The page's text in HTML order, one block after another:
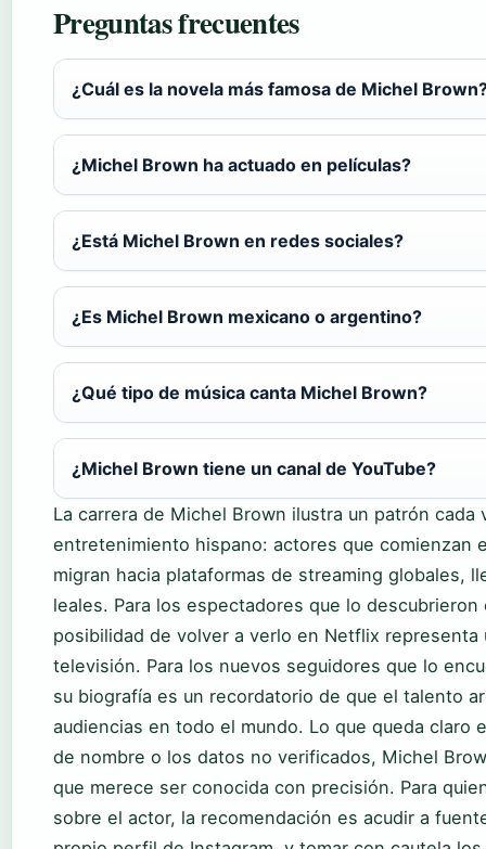
Preguntas frecuentes
¿Cuál es la novela más famosa de Michel
¿Michel Brown ha actuado en películas?
¿Está Michel Brown en redes sociales?
¿Es Michel Brown mexicano o argentino?
¿Qué tipo de música canta Michel Brown?
¿Michel Brown tiene un canal de YouTube?
La carrera de Michel Brown ilustra un patrón
entretenimiento hispano: actores que comienzan
migran hacia plataformas de streaming globales,
leales. Para los espectadores que lo
posibilidad de volver a verlo en Netflix
televisión. Para los nuevos seguidores que lo
su biografía es un recordatorio de que el talento
audiencias en todo el mundo. Lo que queda claro
de nombre o los datos no verificados, Michel
que merece ser conocida con precisión. Para
sobre el actor, la recomendación es acudir a